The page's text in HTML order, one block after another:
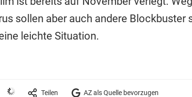
sollen aber auch andere Blockbuster
leichte Situation.
Teilen AZ als Quelle bevorzugen